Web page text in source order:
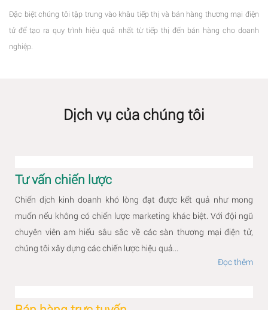
Đặc biệt chúng tôi tập trung vào khâu tiếp thị và bán hàng thương mại điện
tử để tạo ra quy trình hiệu quả nhất từ tiếp thị đến bán hàng cho doanh
nghiệp.
Dịch vụ của chúng tôi
Tư vấn chiến lược
Chiến dịch kinh doanh khó lòng đạt được kết quả như mong
muốn nếu không có chiến lược marketing khác biệt. Với đội ngũ
chuyên viên am hiểu sâu sắc về các sàn thương mại điện tử,
chúng tôi xây dựng các chiến lược hiệu quả...
Đọc thêm